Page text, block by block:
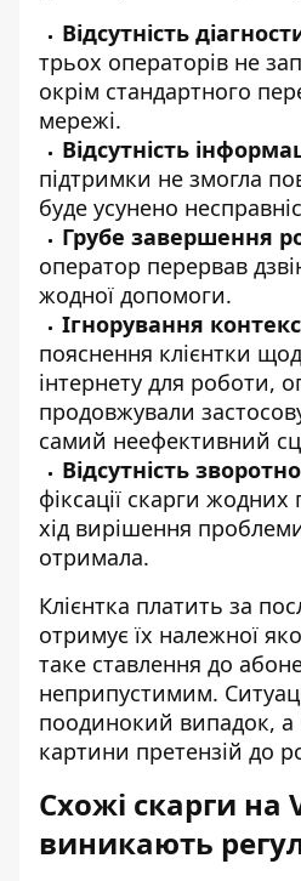
Відсутність
трьох операторів не
окрім стандартного
мережі.
Відсутність
підтримки не змогла
буде усунено
Грубе завершення
оператор перервав
жодної допомоги.
Ігнорування
пояснення клієнтки
інтернету для роботи,
продовжували
самий неефективний
Відсутність
фіксації скарги
хід вирішення
отримала.
Клієнтка платить за
отримує їх належної
таке ставлення до
неприпустимим.
поодинокий випадок,
картини претензій до
Схожі скарги на
виникають